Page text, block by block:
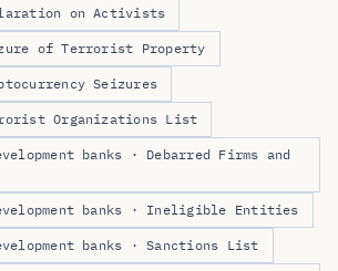
on Activists
of Terrorist Property
Seizures
Organizations List
banks · Debarred Firms and
banks · Ineligible Entities
banks · Sanctions List